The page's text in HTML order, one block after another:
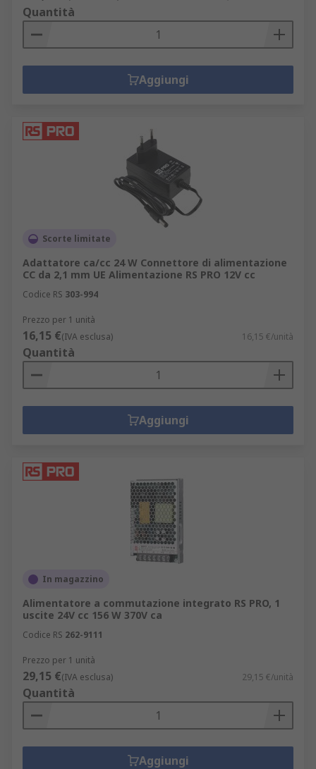
Quantità
Aggiungi
Scorte limitate
Adattatore ca/cc 24 W Connettore di alimentazione
CC da 2,1 mm UE Alimentazione RS PRO 12V cc
Codice RS 303-994
Prezzo per 1 unità
16,15 €(IVA esclusa) 16,15 €/unità
Quantità
Aggiungi
In magazzino
Alimentatore a commutazione integrato RS PRO, 1
uscite 24V cc 156 W 370V ca
Codice RS 262-9111
Prezzo per 1 unità
29,15 €(IVA esclusa) 29,15 €/unità
Quantità
Aggiungi